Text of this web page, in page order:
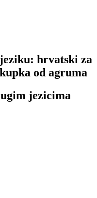
hrvatski za
od agruma
jezicima